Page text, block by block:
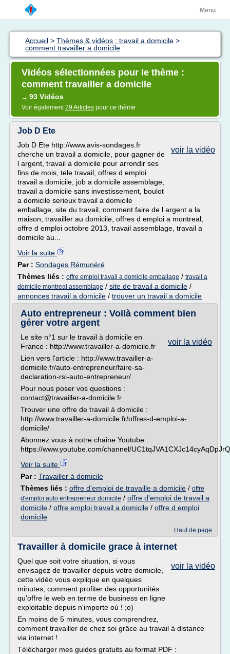
Menu
Accueil > Thèmes & vidéos : travail a domicile >
comment travailler a domicile
Vidéos sélectionnées pour le thème :
comment travailler a domicile
→ 93 Vidéos
Voir également29 Articles pour ce thème
Job D Ete
voir la vidéo
Job D Ete http://www.avis-sondages.fr
cherche un travail a domicile, pour gagner de
l argent, travail a domicile pour arrondir ses
fins de mois, tele travail, offres d emploi
travail a domicile, job a domicile assemblage,
travail a domicile sans investissement, boulot
a domicile serieux travail a domicile
emballage, site du travail, comment faire de l argent a la
maison, travailler au domicile, offres d emploi a montreal,
offre d emploi octobre 2013, travail assemblage, travail a
domicile au...
Voir la suite
Par : Sondages Rémunéré
Thèmes liés : offre emploi travail a domicile emballage / travail a
domicile montreal assemblage / site de travail a domicile /
annonces travail a domicile / trouver un travail a domicile
Auto entrepreneur : Voilà comment bien
gérer votre argent
voir la vidéo
Le site n°1 sur le travail à domicile en
France : http://www.travailler-a-domicile.fr
Lien vers l'article : http://www.travailler-a-
domicile.fr/auto-entrepreneur/faire-sa-
declaration-rsi-auto-entrepreneur/
Pour nous poser vos questions :
contact@travailler-a-domicile.fr
Trouver une offre de travail à domicile :
http://www.travailler-a-domicile.fr/offres-d-emploi-a-
domicile/
Abonnez vous à notre chaine Youtube :
https://www.youtube.com/channel/UC1tqJVA1CXJc14cyAqDpJrQ
Voir la suite
Par : Travailler à domicile
Thèmes liés : offre d'emploi de travaille a domicile / offre
d'emploi auto entrepreneur domicile / offre d'emploi de travail a
domicile / offre emploi travail a domicile / offre d emploi
domicile
Haut de page
Travailler à domicile grace à internet
voir la vidéo
Quel que soit votre situation, si vous
envisagez de travailler depuis votre domicile,
cette vidéo vous explique en quelques
minutes, comment profiter des opportunités
qu'offre le web en terme de business en ligne
exploitable depuis n'importe où ! ;o)
En moins de 5 minutes, vous comprendrez,
comment travailler de chez soi grâce au travail à distance
via internet !
Télécharger mes guides gratuits au format PDF :